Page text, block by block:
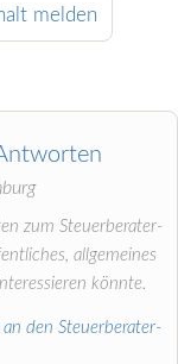
melden
zum Steuerberater-
allgemeines
könnte.
an den Steuerberater-